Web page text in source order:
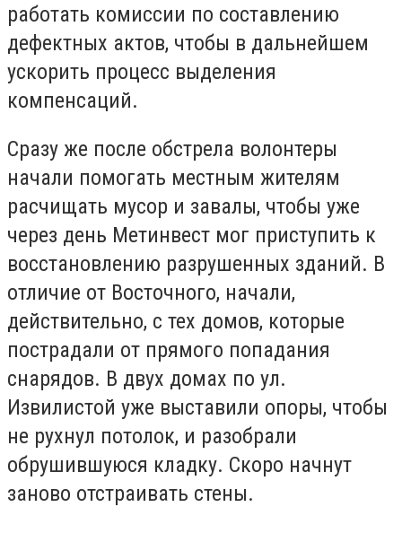
работать комиссии по составлению
дефектных актов, чтобы в дальнейшем
ускорить процесс выделения
компенсаций.
Сразу же после обстрела волонтеры
начали помогать местным жителям
расчищать мусор и завалы, чтобы уже
через день Метинвест мог приступить к
восстановлению разрушенных зданий. В
отличие от Восточного, начали,
действительно, с тех домов, которые
пострадали от прямого попадания
снарядов. В двух домах по ул.
Извилистой уже выставили опоры, чтобы
не рухнул потолок, и разобрали
обрушившуюся кладку. Скоро начнут
заново отстраивать стены.